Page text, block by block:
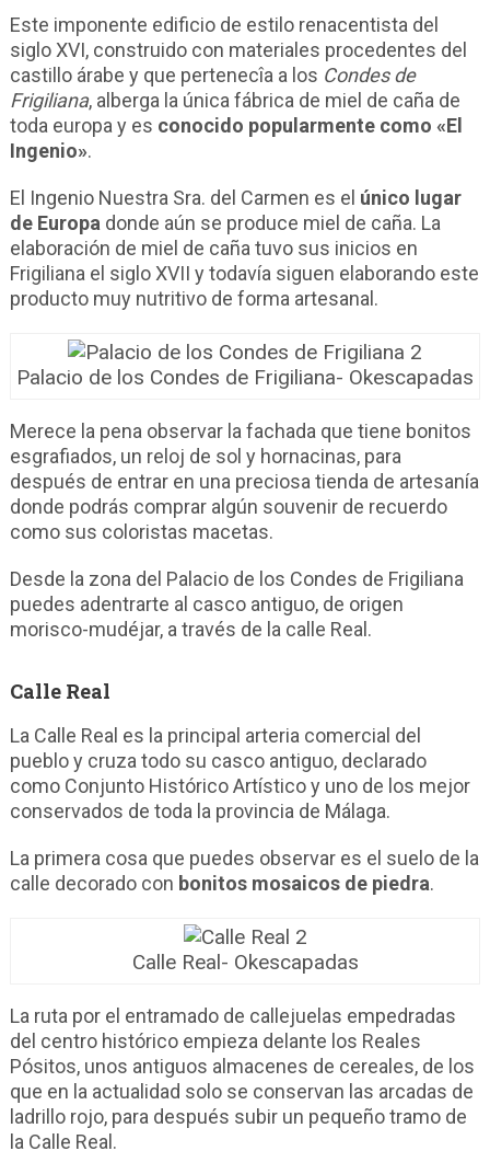
Este imponente edificio de estilo renacentista del
siglo XVI, construido con materiales procedentes del
castillo árabe y que pertenecîa a los Condes de
Frigiliana, alberga la única fábrica de miel de caña de
toda europa y es conocido popularmente como «El
Ingenio».
El Ingenio Nuestra Sra. del Carmen es el único lugar
de Europa donde aún se produce miel de caña. La
elaboración de miel de caña tuvo sus inicios en
Frigiliana el siglo XVII y todavía siguen elaborando este
producto muy nutritivo de forma artesanal.
Palacio de los Condes de Frigiliana- Okescapadas
Merece la pena observar la fachada que tiene bonitos
esgrafiados, un reloj de sol y hornacinas, para
después de entrar en una preciosa tienda de artesanía
donde podrás comprar algún souvenir de recuerdo
como sus coloristas macetas.
Desde la zona del Palacio de los Condes de Frigiliana
puedes adentrarte al casco antiguo, de origen
morisco-mudéjar, a través de la calle Real.
Calle Real
La Calle Real es la principal arteria comercial del
pueblo y cruza todo su casco antiguo, declarado
como Conjunto Histórico Artístico y uno de los mejor
conservados de toda la provincia de Málaga.
La primera cosa que puedes observar es el suelo de la
calle decorado con bonitos mosaicos de piedra.
Calle Real- Okescapadas
La ruta por el entramado de callejuelas empedradas
del centro histórico empieza delante los Reales
Pósitos, unos antiguos almacenes de cereales, de los
que en la actualidad solo se conservan las arcadas de
ladrillo rojo, para después subir un pequeño tramo de
la Calle Real.